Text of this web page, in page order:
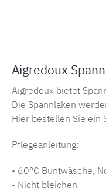
Aigredoux
Aigredoux bietet
Die Spannlaken
Hier bestellen Sie ein
Pflegeanleitung:
• 60°C Buntwäsche,
• Nicht bleichen